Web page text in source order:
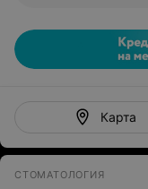
Карта
СТОМАТОЛОГИЯ